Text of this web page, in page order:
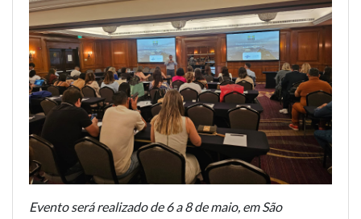
Evento será realizado de 6 a 8 de maio, em São